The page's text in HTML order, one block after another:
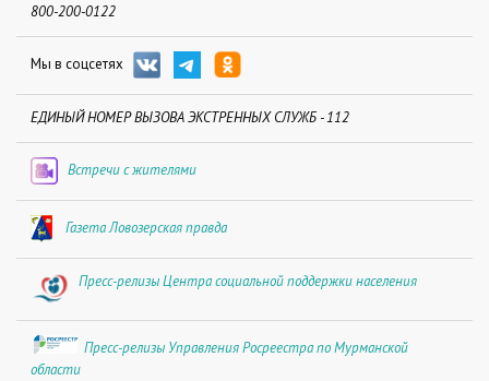
800-200-0122
Мы в соцсетях
ЕДИНЫЙ НОМЕР ВЫЗОВА ЭКСТРЕННЫХ СЛУЖБ - 112
Встречи с жителями
Газета Ловозерская правда
Пресс-релизы Центра социальной поддержки населения
Пресс-релизы Управления Росреестра по Мурманской
области